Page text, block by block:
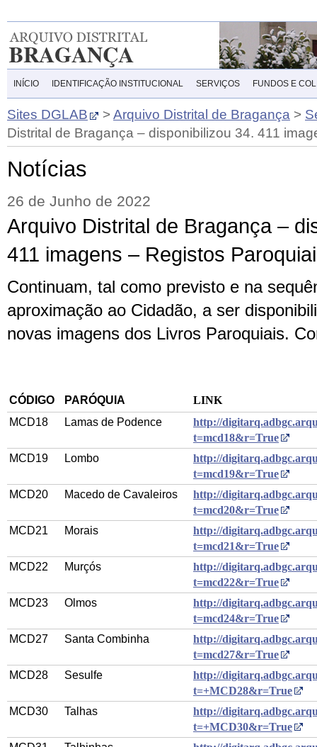
INÍCIO IDENTIFICAÇÃO INSTITUCIONAL SERVIÇOS FUNDOS E
Sites DGLAB >Arquivo Distrital de Bragança >
Distrital de Bragança – disponibilizou 34. 411
Notícias
26 de Junho de 2022
Arquivo Distrital de Bragança –
411 imagens – Registos
Continuam, tal como previsto e na
aproximação ao Cidadão, a ser
novas imagens dos Livros Paroquiais.
CÓDIGO PARÓQUIA
LINK
MCD18
Lamas de Podence
http://
t=mcd18&r=True
MCD19
Lombo
http://
t=mcd19&r=True
MCD20
Macedo de Cavaleiros
http://
t=mcd20&r=True
MCD21
Morais
http://
t=mcd21&r=True
MCD22
Murçós
http://
t=mcd22&r=True
MCD23
Olmos
http://
t=mcd24&r=True
MCD27
Santa Combinha
http://
t=mcd27&r=True
MCD28
Sesulfe
http://
t=+MCD28&r=True
MCD30
Talhas
http://
t=+MCD30&r=True